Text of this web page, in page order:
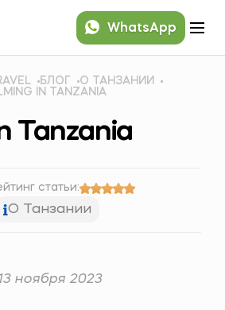
WhatsApp
БЛОГ
О ТАНЗАНИИ
IN TANZANIA
Tanzania
статьи:
О Танзании
ноября 2023